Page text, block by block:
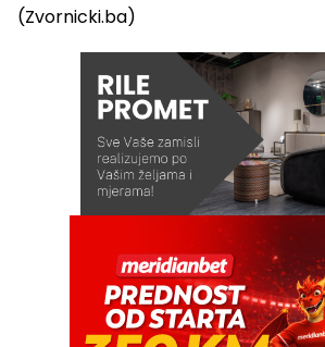
(Zvornicki.ba)